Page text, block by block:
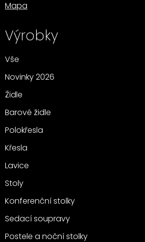
Mapa
Výrobky
Vše
Novinky 2026
Židle
Barové židle
Polokřesla
Křesla
Lavice
Stoly
Konferenční stolky
Sedací soupravy
Postele a noční stolky